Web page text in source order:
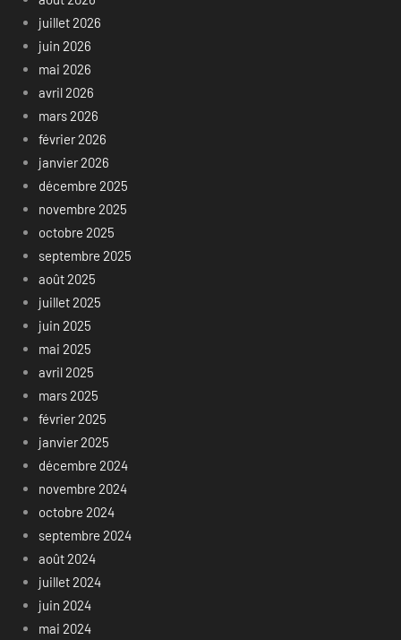
juillet 2026
juin 2026
mai 2026
avril 2026
mars 2026
février 2026
janvier 2026
décembre 2025
novembre 2025
octobre 2025
septembre 2025
août 2025
juillet 2025
juin 2025
mai 2025
avril 2025
mars 2025
février 2025
janvier 2025
décembre 2024
novembre 2024
octobre 2024
septembre 2024
août 2024
juillet 2024
juin 2024
mai 2024